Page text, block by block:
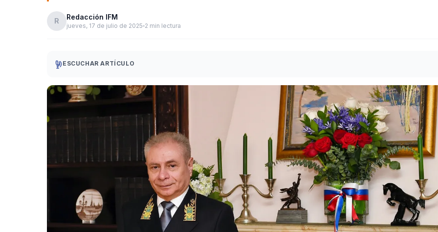
R Redacción IFM
jueves, 17 de julio de 2025 2 min lectura
ESCUCHAR ARTÍCULO